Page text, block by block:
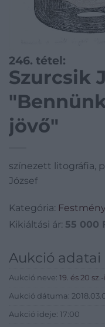
246. tétel:
Szurcsik
jövő"
színezett litográfia,
József
Kategória:
Kikiáltási ár: 55 000
Aukció adatai
Aukció neve: 19. és 20
Aukció dátuma:
Aukció ideje: 17:00